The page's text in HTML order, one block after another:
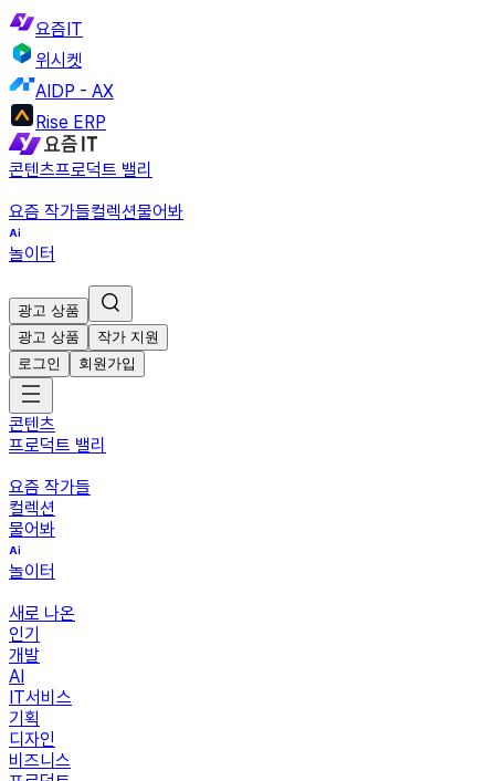
요즘IT
위시켓
AIDP - AX
Rise ERP
콘텐츠프로덕트 밸리
요즘 작가들컬렉션물어봐
놀이터
광고 상품
광고 상품
작가 지원
로그인
회원가입
콘텐츠
프로덕트 밸리
요즘 작가들
컬렉션
물어봐
놀이터
새로 나온
인기
개발
AI
IT서비스
기획
디자인
비즈니스